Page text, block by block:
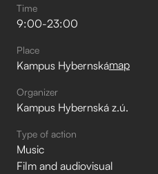
Time
9:00-23:00
Place
Kampus Hybernskámap
Organizer
Kampus Hybernská z.ú.
Type of action
Music
Film and audiovisual